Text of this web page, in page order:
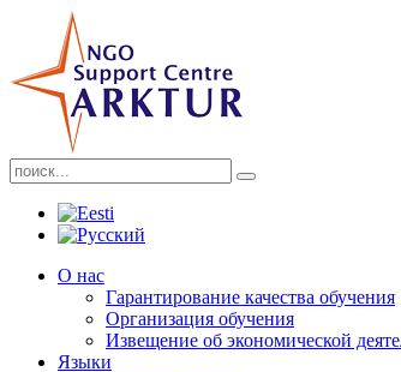
О нас
Гарантирование качества обучения
Организация обучения
Извещение об экономической
Языки